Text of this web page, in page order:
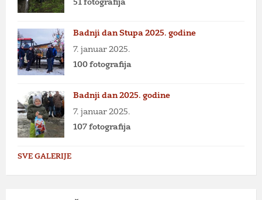
51 fotografija
Badnji dan Stupa 2025. godine
7. januar 2025.
100 fotografija
Badnji dan 2025. godine
7. januar 2025.
107 fotografija
SVE GALERIJE